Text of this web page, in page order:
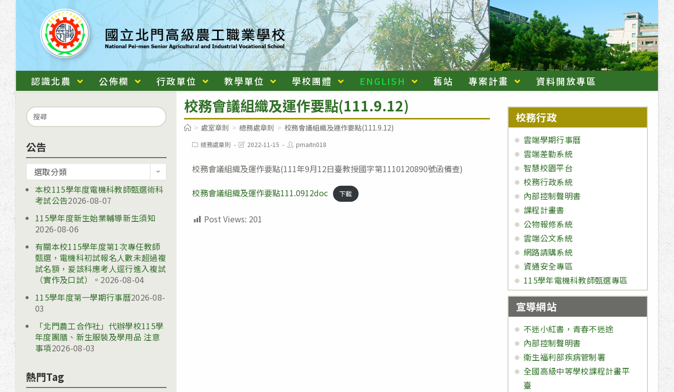
跳
主
要
內
容
認識北農 公佈欄 行政單位 教學單位 學校團體 ENGLISH 舊站 專案計畫 資料開放專區
校務會議組織及運作要點(111.9.12)
> 處室章則 > 總務處章則 > 校務會議組織及運作要點(111.9.12)
Post總務處章則
Post2022-11-15
Post
author:
pmaitn018
校務會議組織及運作要點(111年9月12日臺教授國字第1110120890號函備查)
校務會議組織及運作要點111.0912doc
下載
Post Views: 201
Search
for:
公告
告
選取分類
本校115學年度電機科教師甄選術科
考試公告2026-08-07
115學年度新生始業輔導新生須知
2026-08-06
有關本校115學年度第1次專任教師
甄選，電機科初試報名人數未超過複
試名額，爰該科應考人逕行進入複試
（實作及口試）。 2026-08-04
115學年度第一學期行事曆2026-08-
03
「北門農工合作社」代辦學校115學
年度團膳、新生服裝及學用品 注意
事項2026-08-03
熱門Tag
校務行政
雲端學期行事曆
雲端差勤系統
智慧校園平台
校務行政系統
內部控制聲明書
課程計畫書
公物報修系統
雲端公文系統
網路請購系統
資通安全專區
115學年電機科教師甄選專區
宣導網站
不迷小紅書，青春不迷途
內部控制聲明書
衛生福利部疾病管制署
全國高級中等學校課程計畫平
臺